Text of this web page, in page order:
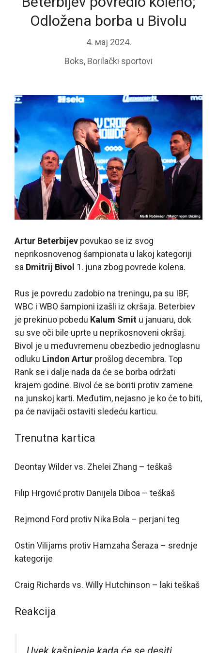
Odložena borba u Bivolu
4. мај 2024.
Boks, Borilački sportovi
Artur Beterbijev povukao se iz svog
neprikosnovenog šampionata u lakoj kategoriji
sa Dmitrij Bivol 1. juna zbog povrede kolena.
Rus je povredu zadobio na treningu, pa su IBF,
WBC i WBO šampioni izašli iz okršaja. Beterbiev
je prekinuo pobedu Kalum Smit u januaru, dok
su sve oči bile uprte u neprikosnoveni okršaj.
Bivol je u međuvremenu obezbedio jednoglasnu
odluku Lindon Artur prošlog decembra. Top
Rank se i dalje nada da će se borba održati
krajem godine. Bivol će se boriti protiv zamene
na junskoj karti. Međutim, nejasno je ko će to biti,
pa će navijači ostaviti sledeću karticu.
Trenutna kartica
Deontay Wilder vs. Zhelei Zhang – teškaš
Filip Hrgović protiv Danijela Diboa – teškaš
Rejmond Ford protiv Nika Bola – perjani teg
Ostin Vilijams protiv Hamzaha Šeraza – srednje
kategorije
Craig Richards vs. Willy Hutchinson – laki teškaš
Reakcija